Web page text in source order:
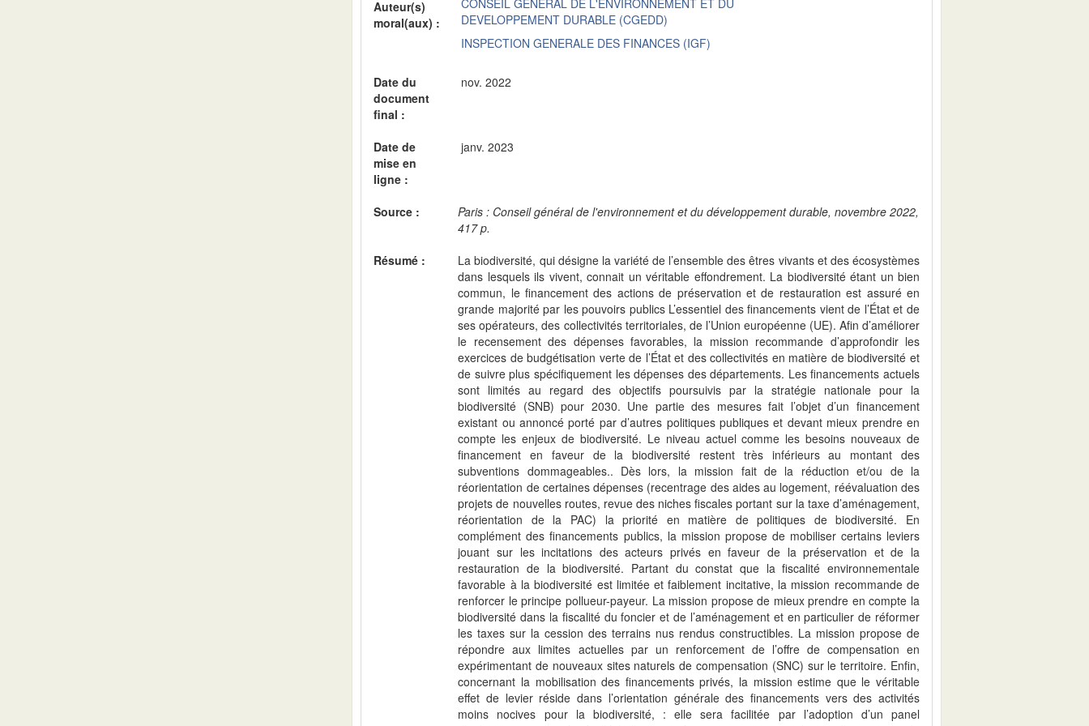
Auteur(s)
moral(aux) :
CONSEIL GENERAL DE L'ENVIRONNEMENT ET DU
DEVELOPPEMENT DURABLE (CGEDD)
INSPECTION GENERALE DES FINANCES (IGF)
Date du
document
final :
nov. 2022
Date de
mise en
ligne :
janv. 2023
Source :
Paris : Conseil général de l'environnement et du développement durable, novembre 2022,
417 p.
Résumé :
La biodiversité, qui désigne la variété de l’ensemble des êtres vivants et des écosystèmes
dans lesquels ils vivent, connait un véritable effondrement. La biodiversité étant un bien
commun, le financement des actions de préservation et de restauration est assuré en
grande majorité par les pouvoirs publics L’essentiel des financements vient de l’État et de
ses opérateurs, des collectivités territoriales, de l’Union européenne (UE). Afin d’améliorer
le recensement des dépenses favorables, la mission recommande d’approfondir les
exercices de budgétisation verte de l’État et des collectivités en matière de biodiversité et
de suivre plus spécifiquement les dépenses des départements. Les financements actuels
sont limités au regard des objectifs poursuivis par la stratégie nationale pour la
biodiversité (SNB) pour 2030. Une partie des mesures fait l’objet d’un financement
existant ou annoncé porté par d’autres politiques publiques et devant mieux prendre en
compte les enjeux de biodiversité. Le niveau actuel comme les besoins nouveaux de
financement en faveur de la biodiversité restent très inférieurs au montant des
subventions dommageables.. Dès lors, la mission fait de la réduction et/ou de la
réorientation de certaines dépenses (recentrage des aides au logement, réévaluation des
projets de nouvelles routes, revue des niches fiscales portant sur la taxe d’aménagement,
réorientation de la PAC) la priorité en matière de politiques de biodiversité. En
complément des financements publics, la mission propose de mobiliser certains leviers
jouant sur les incitations des acteurs privés en faveur de la préservation et de la
restauration de la biodiversité. Partant du constat que la fiscalité environnementale
favorable à la biodiversité est limitée et faiblement incitative, la mission recommande de
renforcer le principe pollueur-payeur. La mission propose de mieux prendre en compte la
biodiversité dans la fiscalité du foncier et de l’aménagement et en particulier de réformer
les taxes sur la cession des terrains nus rendus constructibles. La mission propose de
répondre aux limites actuelles par un renforcement de l’offre de compensation en
expérimentant de nouveaux sites naturels de compensation (SNC) sur le territoire. Enfin,
concernant la mobilisation des financements privés, la mission estime que le véritable
effet de levier réside dans l’orientation générale des financements vers des activités
moins nocives pour la biodiversité, : elle sera facilitée par l’adoption d’un panel